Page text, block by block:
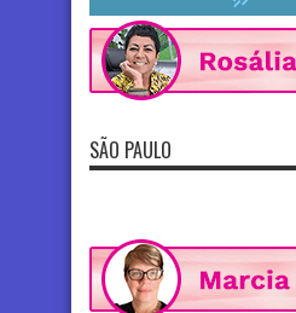
SÃO PAULO